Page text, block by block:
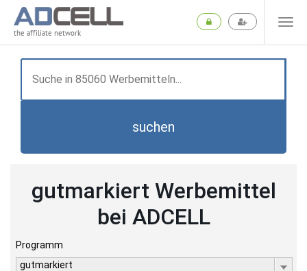
the affiliate network
suchen
gutmarkiert Werbemittel
bei ADCELL
Programm
gutmarkiert